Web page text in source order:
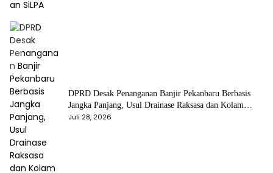
DPRD Desak Penanganan Banjir Pekanbaru Berbasis
Jangka Panjang, Usul Drainase Raksasa dan Kolam
Retensi
Juli 28, 2026